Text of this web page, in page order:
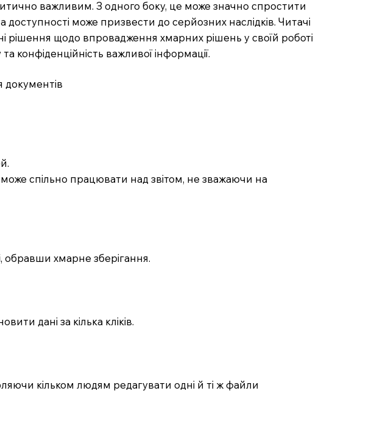
важливим. З одного боку, це може значно спростити
може призвести до серйозних наслідків. Читачі
рішення щодо впровадження хмарних рішень у своїй роботі
конфіденційність важливої інформації.
спільно працювати над звітом, не зважаючи на
обравши хмарне зберігання.
дані за кілька кліків.
кільком людям редагувати одні й ті ж файли